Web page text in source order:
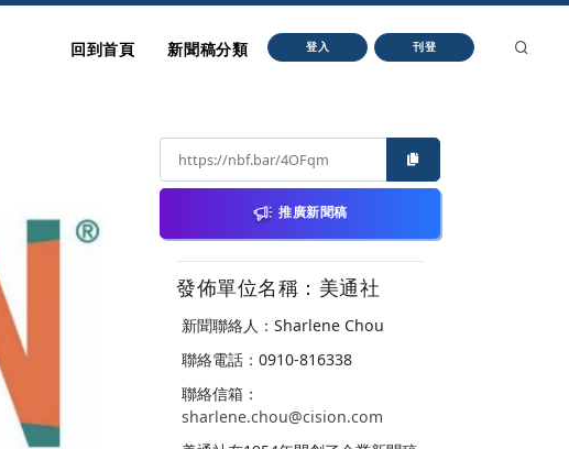
回到首頁 新聞稿分類 登入 刊登
推廣新聞稿
發佈單位名稱：美通社
新聞聯絡人：Sharlene Chou
聯絡電話：0910-816338
聯絡信箱：
sharlene.chou@cision.com